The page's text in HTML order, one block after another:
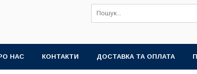
НАС КОНТАКТИ ДОСТАВКА ТА ОПЛАТА